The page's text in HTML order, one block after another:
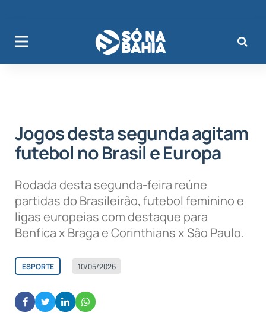
Jogos desta segunda agitam
futebol no Brasil e Europa
Rodada desta segunda-feira reúne
partidas do Brasileirão, futebol feminino e
ligas europeias com destaque para
Benfica x Braga e Corinthians x São Paulo.
ESPORTE 10/05/2026